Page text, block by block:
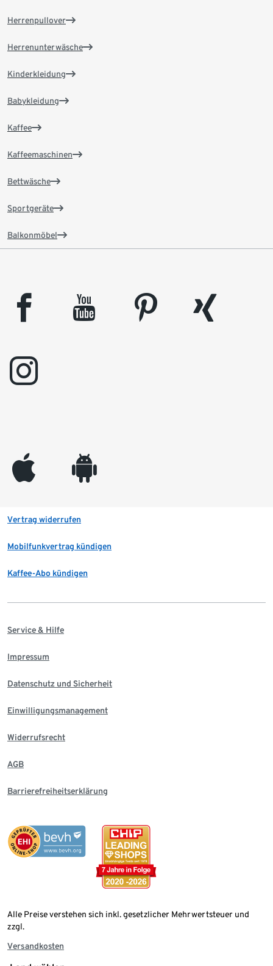
Herrenpullover
Herrenunterwäsche
Kinderkleidung
Babykleidung
Kaffee
Kaffeemaschinen
Bettwäsche
Sportgeräte
Balkonmöbel
facebook youtube pinterest
xing
instagram
appleinc android
Vertrag widerrufen
Mobilfunkvertrag kündigen
Kaffee-Abo kündigen
Service & Hilfe
Impressum
Datenschutz und Sicherheit
Einwilligungsmanagement
Widerrufsrecht
AGB
Barrierefreiheitserklärung
Alle Preise verstehen sich inkl. gesetzlicher Mehrwertsteuer und
zzgl.
Versandkosten